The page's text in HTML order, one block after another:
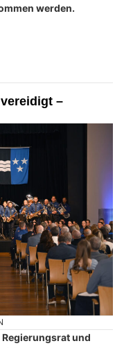
werden.
–
und